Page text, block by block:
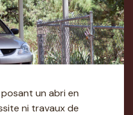
un abri en
ni travaux de